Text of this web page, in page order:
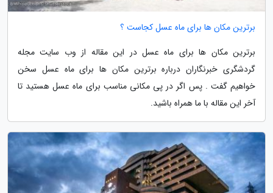
برترین مکان ها برای ماه عسل کجاست ؟
برترین مکان ها برای ماه عسل در این مقاله از وب سایت مجله
گردشگری خبرنگاران درباره برترین مکان ها برای ماه عسل سخن
خواهیم گفت . پس اگر در پی مکانی مناسب برای ماه عسل هستید تا
آخر این مقاله با ما همراه باشید.